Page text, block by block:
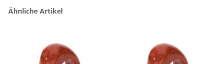
Ähnliche Artikel